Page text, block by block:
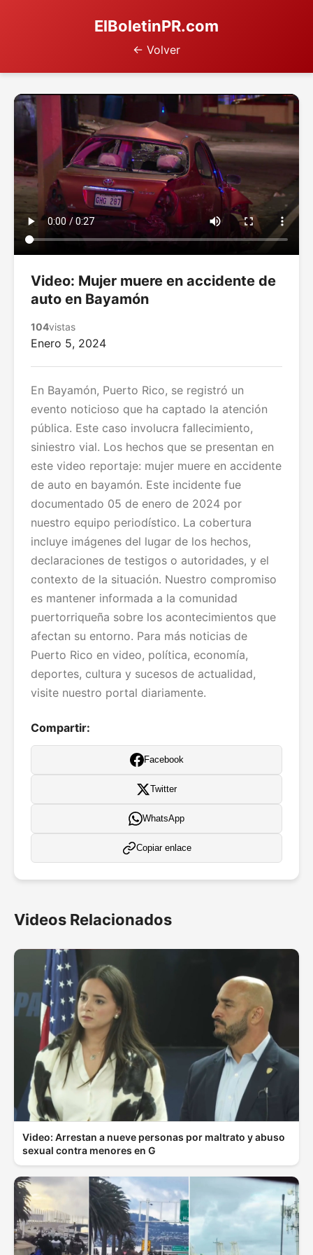
ElBoletinPR.com
← Volver
Video: Mujer muere en accidente de
auto en Bayamón
104vistas
Enero 5, 2024
En Bayamón, Puerto Rico, se registró un
evento noticioso que ha captado la atención
pública. Este caso involucra fallecimiento,
siniestro vial. Los hechos que se presentan en
este video reportaje: mujer muere en accidente
de auto en bayamón. Este incidente fue
documentado 05 de enero de 2024 por
nuestro equipo periodístico. La cobertura
incluye imágenes del lugar de los hechos,
declaraciones de testigos o autoridades, y el
contexto de la situación. Nuestro compromiso
es mantener informada a la comunidad
puertorriqueña sobre los acontecimientos que
afectan su entorno. Para más noticias de
Puerto Rico en video, política, economía,
deportes, cultura y sucesos de actualidad,
visite nuestro portal diariamente.
Compartir:
Facebook
Twitter
WhatsApp
Copiar enlace
Videos Relacionados
Video: Arrestan a nueve personas por maltrato y abuso
sexual contra menores en G